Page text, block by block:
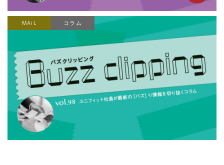
MAiL コラム